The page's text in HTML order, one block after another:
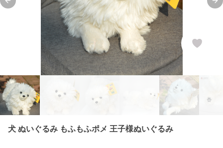
Previous slide
犬 ぬいぐるみ もふもふポメ 王子様ぬいぐるみ